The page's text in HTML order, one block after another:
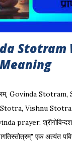
Stotram
Govinda
Vishnu
prayer.
एक अत्यंत